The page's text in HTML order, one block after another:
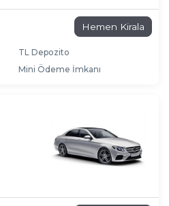
Hemen Kirala
TL Depozito
Mini Ödeme İmkanı